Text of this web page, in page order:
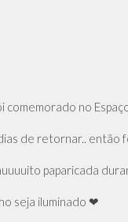
no
de retornar.. então
paparicada
seja iluminado ❤